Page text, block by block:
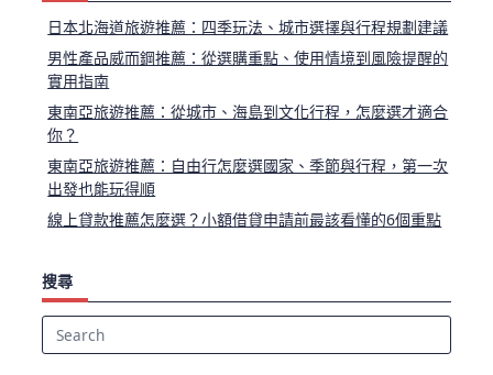
日本北海道旅遊推薦：四季玩法、城市選擇與行程規劃建議
男性產品威而鋼推薦：從選購重點、使用情境到風險提醒的
實用指南
東南亞旅遊推薦：從城市、海島到文化行程，怎麼選才適合
你？
東南亞旅遊推薦：自由行怎麼選國家、季節與行程，第一次
出發也能玩得順
線上貸款推薦怎麼選？小額借貸申請前最該看懂的6個重點
搜尋
Search